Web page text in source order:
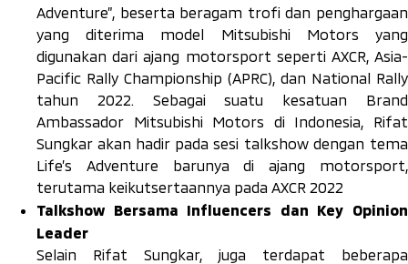
Adventure”, beserta beragam trofi dan penghargaan
yang diterima model Mitsubishi Motors yang
digunakan dari ajang motorsport seperti AXCR, Asia-
Pacific Rally Championship (APRC), dan National Rally
tahun 2022. Sebagai suatu kesatuan Brand
Ambassador Mitsubishi Motors di Indonesia, Rifat
Sungkar akan hadir pada sesi talkshowdengan tema
Life’s Adventure barunya di ajang motorsport,
terutama keikutsertaannya pada AXCR 2022
Talkshow Bersama Influencers dan Key Opinion
Leader
Selain Rifat Sungkar, juga terdapat beberapa